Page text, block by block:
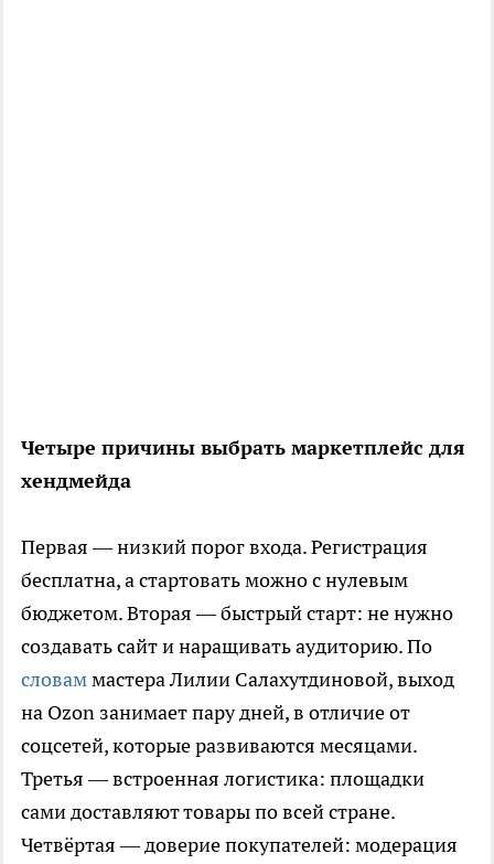
Четыре причины выбрать маркетплейс для
хендмейда
Первая — низкий порог входа. Регистрация
бесплатна, а стартовать можно с нулевым
бюджетом. Вторая — быстрый старт: не нужно
создавать сайт и наращивать аудиторию. По
словаммастера Лилии Салахутдиновой, выход
на Ozon занимает пару дней, в отличие от
соцсетей, которые развиваются месяцами.
Третья — встроенная логистика: площадки
сами доставляют товары по всей стране.
Четвёртая — доверие покупателей: модерация